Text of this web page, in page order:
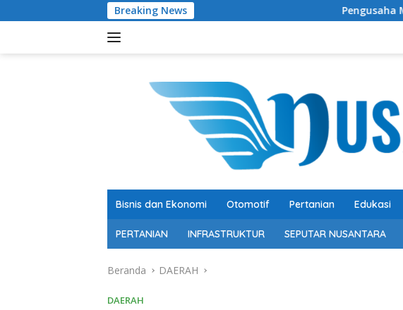
ke
Breaking News Pengusaha Muda Muhammad
Bisnis dan Ekonomi Otomotif Pertanian Edukasi
PERTANIAN INFRASTRUKTUR SEPUTAR NUSANTARA
Beranda DAERAH
DAERAH